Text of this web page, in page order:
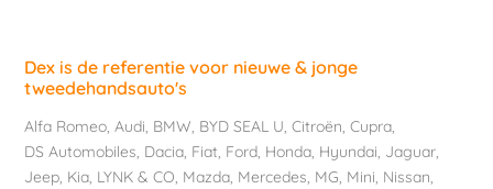
Dex is de referentie voor nieuwe & jonge
tweedehandsauto's
Alfa Romeo,Audi, BMW, BYD SEAL U,Citroën,Cupra,
DS Automobiles, Dacia, Fiat, Ford, Honda, Hyundai, Jaguar,
Jeep, Kia, LYNK & CO, Mazda, Mercedes, MG, Mini, Nissan,